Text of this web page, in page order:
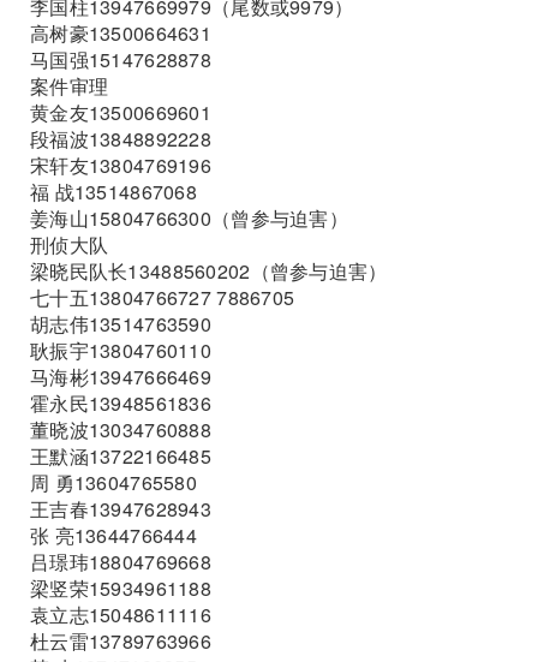
李国柱13947669979（尾数或9979）
高树豪13500664631
马国强15147628878
案件审理
黄金友13500669601
段福波13848892228
宋轩友13804769196
福 战13514867068
姜海山15804766300（曾参与迫害）
刑侦大队
梁晓民队长13488560202（曾参与迫害）
七十五13804766727 7886705
胡志伟13514763590
耿振宇13804760110
马海彬13947666469
霍永民13948561836
董晓波13034760888
王默涵13722166485
周 勇13604765580
王吉春13947628943
张 亮13644766444
吕璟玮18804769668
梁竖荣15934961188
袁立志15048611116
杜云雷13789763966